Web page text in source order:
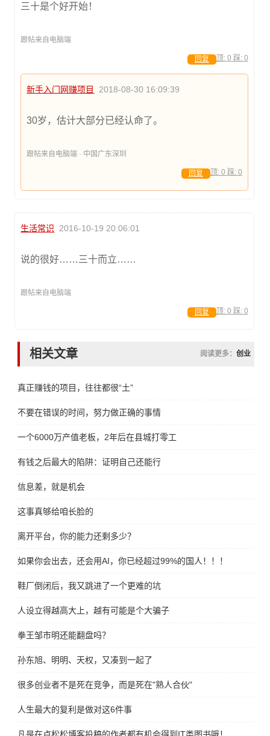
三十是个好开始！
跟帖来自电脑端
顶: 0 踩: 0
回复
新手入门网赚项目 2018-08-30 16:09:39
30岁，估计大部分已经认命了。
跟帖来自电脑端 · 中国广东深圳
顶: 0 踩: 0
回复
生活常识 2016-10-19 20:06:01
说的很好……三十而立……
跟帖来自电脑端
顶: 0 踩: 0
回复
相关文章 阅读更多： 创业
真正赚钱的项目，往往都很“土”
不要在错误的时间，努力做正确的事情
一个6000万产值老板，2年后在县城打零工
有钱之后最大的陷阱：证明自己还能行
信息差，就是机会
这事真够给咱长脸的
离开平台，你的能力还剩多少？
如果你会出去，还会用AI，你已经超过99%的国人！！！
鞋厂倒闭后，我又跳进了一个更难的坑
人设立得越高大上，越有可能是个大骗子
拳王邹市明还能翻盘吗？
孙东旭、明明、天权，又凑到一起了
很多创业者不是死在竞争，而是死在"熟人合伙"
人生最大的复利是做对这6件事
凡是在卢松松博客投稿的作者都有机会得到IT类图书哦！